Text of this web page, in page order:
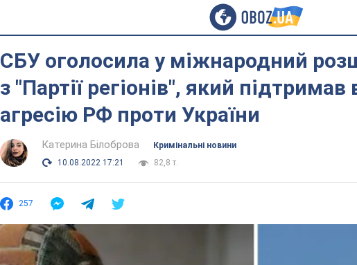
СБУ оголосила у міжнародний
з "Партії регіонів", який підтримав
агресію РФ проти України
Катерина Білоброва
Кримінальні новини
10.08.2022 17:21
82,8 т.
257